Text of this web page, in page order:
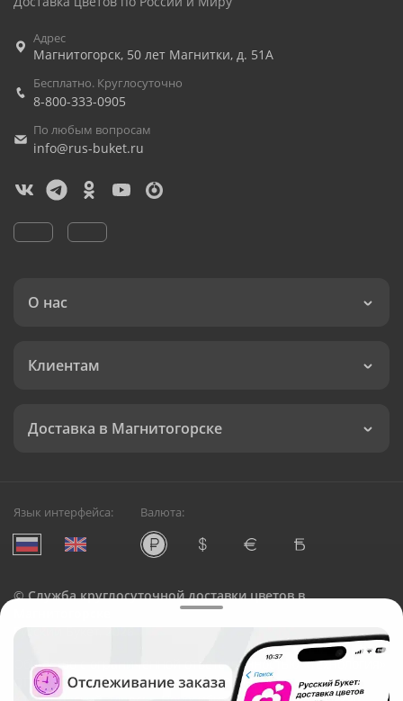
Адрес
Магнитогорск, 50 лет Магнитки, д. 51А
Бесплатно. Круглосуточно
8-800-333-0905
По любым вопросам
info@rus-buket.ru
О нас
Клиентам
Доставка в Магнитогорске
Язык интерфейса: Валюта:
©Служба круглосуточной доставки цветов в
Русский Букет, 2026
Общество с ограниченной ответственностью «Технология»
ОГРН: 1195476081745, ИНН: 5410081997